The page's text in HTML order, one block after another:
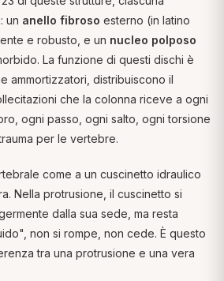
un anello fibroso esterno (in latino
e robusto, e un nucleo polposo
La funzione di questi dischi è
ammortizzatori, distribuiscono il
che la colonna riceve a ogni
ogni passo, ogni salto, ogni torsione
per le vertebre.
come a un cuscinetto idraulico
Nella protrusione, il cuscinetto si
dalla sua sede, ma resta
non si rompe, non cede. È questo
tra una protrusione e una vera